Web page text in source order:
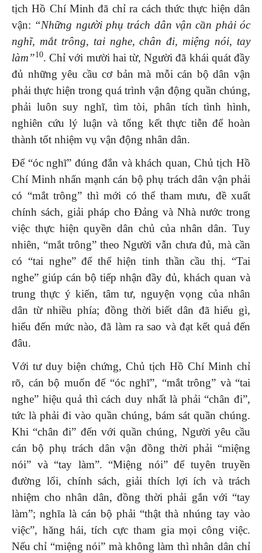
tịch Hồ Chí Minh đã chỉ ra cách thức thực hiện dân
vận: “Những người phụ trách dân vận cần phải óc
nghĩ, mắt trông, tai nghe, chân đi, miệng nói, tay
làm”10. Chỉ với mười hai từ, Người đã khái quát đầy
đủ những yêu cầu cơ bản mà mỗi cán bộ dân vận
phải thực hiện trong quá trình vận động quần chúng,
phải luôn suy nghĩ, tìm tòi, phân tích tình hình,
nghiên cứu lý luận và tổng kết thực tiễn để hoàn
thành tốt nhiệm vụ vận động nhân dân.
Để “óc nghĩ” đúng đắn và khách quan, Chủ tịch Hồ
Chí Minh nhấn mạnh cán bộ phụ trách dân vận phải
có “mắt trông” thì mới có thể tham mưu, đề xuất
chính sách, giải pháp cho Đảng và Nhà nước trong
việc thực hiện quyền dân chủ của nhân dân. Tuy
nhiên, “mắt trông” theo Người vẫn chưa đủ, mà cần
có “tai nghe” để thể hiện tinh thần cầu thị. “Tai
nghe” giúp cán bộ tiếp nhận đầy đủ, khách quan và
trung thực ý kiến, tâm tư, nguyện vọng của nhân
dân từ nhiều phía; đồng thời biết dân đã hiểu gì,
hiểu đến mức nào, đã làm ra sao và đạt kết quả đến
đâu.
Với tư duy biện chứng, Chủ tịch Hồ Chí Minh chỉ
rõ, cán bộ muốn để “óc nghĩ”, “mắt trông” và “tai
nghe” hiệu quả thì cách duy nhất là phải “chân đi”,
tức là phải đi vào quần chúng, bám sát quần chúng.
Khi “chân đi” đến với quần chúng, Người yêu cầu
cán bộ phụ trách dân vận đồng thời phải “miệng
nói” và “tay làm”. “Miệng nói” để tuyên truyền
đường lối, chính sách, giải thích lợi ích và trách
nhiệm cho nhân dân, đồng thời phải gắn với “tay
làm”; nghĩa là cán bộ phải “thật thà nhúng tay vào
việc”, hăng hái, tích cực tham gia mọi công việc.
Nếu chỉ “miệng nói” mà không làm thì nhân dân chỉ